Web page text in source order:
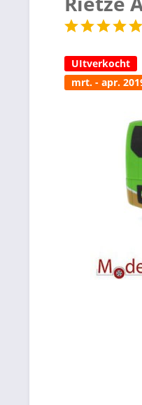
UItverkocht
mrt. - apr.